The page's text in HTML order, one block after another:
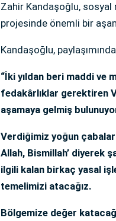
Zahir Kandaşoğlu, sosyal
projesinde önemli bir
Kandaşoğlu,
“İki yıldan beri maddi ve
fedakârlıklar gerektiren
aşamaya gelmiş
Verdiğimiz yoğun
Allah, Bismillah’ diyerek
ilgili kalan birkaç yasal
temelimizi atacağız.
Bölgemize değer